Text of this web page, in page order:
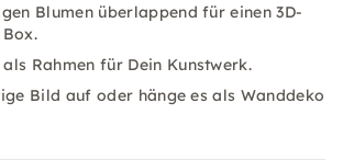
Blumen überlappend für einen 3D-
Rahmen für Dein Kunstwerk.
Bild auf oder hänge es als Wanddeko